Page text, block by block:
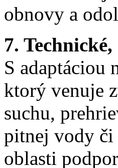
obnovy a
7.
S adaptáciou
ktorý venuje
suchu,
pitnej vody či
oblasti